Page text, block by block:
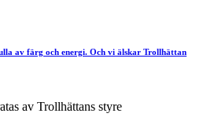
av färg och energi. Och vi älskar Trollhättan
av Trollhättans styre